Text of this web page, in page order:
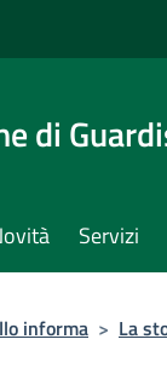
di
Servizi
informa > La